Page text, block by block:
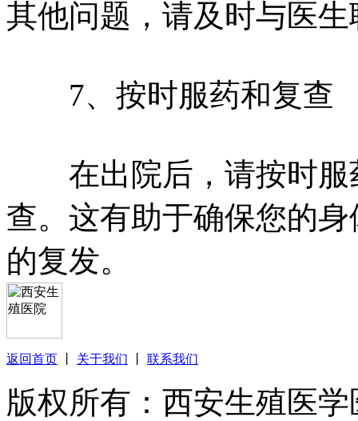
其他问题，请及时与医生
7、按时服药和复查
在出院后，请按时服
查。这有助于确保您的
的复发。
返回首页 关于我们 联系我们
版权所有：西安生殖医学